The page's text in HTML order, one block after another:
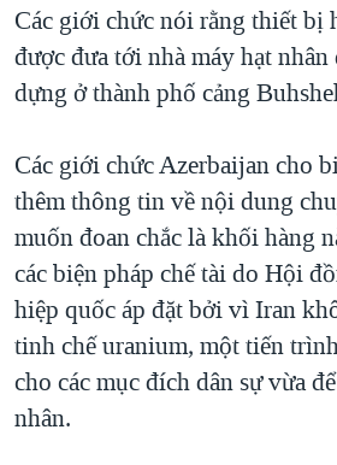
THỂ THAO
GIÁO DỤC
GROUND ZERO – XƯA VÀ NAY
CHI PHÍ CHIẾN TRANH
CÁC GIÁ TRỊ CỘNG HÒA Ở VIỆT
TRỊNH VĨNH BÌNH VS. CHÍNH PHỦ
NGƯ DÂN VIỆT VÀ LÀN SÓNG
BÊN KIA QUỐC LỘ: TIẾNG VỌNG
QUAN HỆ VIỆT MỸ
Các giới chức nói rằng thiết bị
được đưa tới nhà máy hạt
dựng ở thành phố cảng
Các giới chức Azerbaijan cho
thêm thông tin về nội dung
muốn đoan chắc là khối hàng
các biện pháp chế tài do Hội
hiệp quốc áp đặt bởi vì Iran
tinh chế uranium, một tiến
cho các mục đích dân sự vừa
nhân.